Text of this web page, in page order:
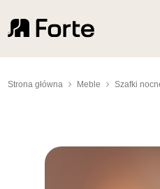
Strona główna Meble Szafki